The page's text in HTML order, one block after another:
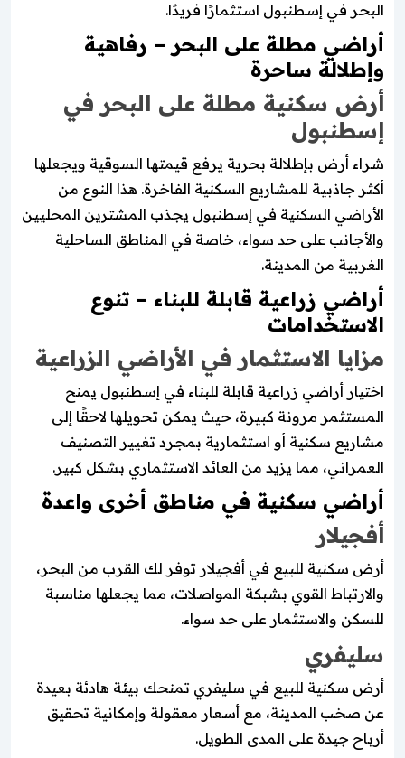
البحر في إسطنبول استثمارًا فريدًا.
أراضي مطلة على البحر – رفاهية
وإطلالة ساحرة
أرض سكنية مطلة على البحر في
إسطنبول
شراء أرض بإطلالة بحرية يرفع قيمتها السوقية ويجعلها
أكثر جاذبية للمشاريع السكنية الفاخرة. هذا النوع من
الأراضي السكنية في إسطنبول يجذب المشترين المحليين
والأجانب على حد سواء، خاصة في المناطق الساحلية
الغربية من المدينة.
أراضي زراعية قابلة للبناء – تنوع
الاستخدامات
مزايا الاستثمار في الأراضي الزراعية
اختيار أراضي زراعية قابلة للبناء في إسطنبول يمنح
المستثمر مرونة كبيرة، حيث يمكن تحويلها لاحقًا إلى
مشاريع سكنية أو استثمارية بمجرد تغيير التصنيف
العمراني، مما يزيد من العائد الاستثماري بشكل كبير.
أراضي سكنية في مناطق أخرى واعدة
أفجيلار
أرض سكنية للبيع في أفجيلار توفر لك القرب من البحر،
والارتباط القوي بشبكة المواصلات، مما يجعلها مناسبة
للسكن والاستثمار على حد سواء.
سليفري
أرض سكنية للبيع في سليفري تمنحك بيئة هادئة بعيدة
عن صخب المدينة، مع أسعار معقولة وإمكانية تحقيق
أرباح جيدة على المدى الطويل.